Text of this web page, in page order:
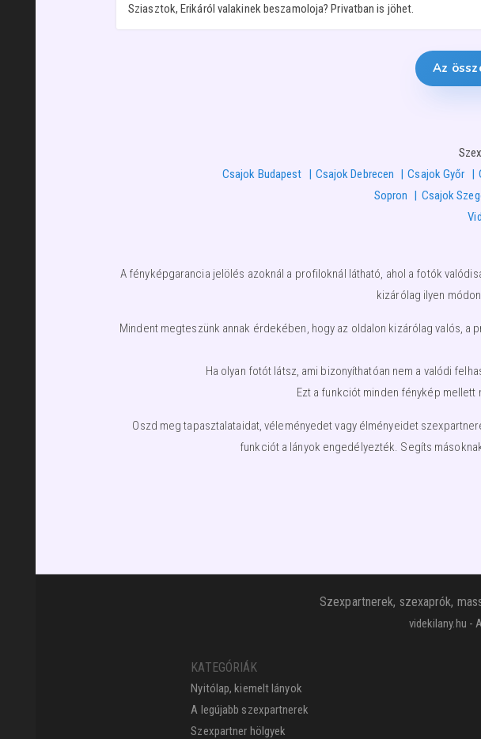
Sziasztok, Erikáról valakinek beszamoloja? Privatban is jöhet.
Az
Csajok Budapest
Csajok Debrecen Csajok Győr
Sopron
Csajok
A fényképgarancia jelölés azoknál a profiloknál látható, ahol a fotók
kizárólag ilyen
Mindent megteszünk annak érdekében, hogy az oldalon kizárólag valós,
Ha olyan fotót látsz, ami bizonyíthatóan nem a valódi
Ezt a funkciót minden fénykép
Oszd meg tapasztalataidat, véleményedet vagy élményeidet
funkciót a lányok engedélyezték. Segíts
Szexpartnerek, szexaprók,
videkilany.hu -
KATEGÓRIÁK
Nyitólap, kiemelt lányok
A legújabb szexpartnerek
Szexpartner hölgyek